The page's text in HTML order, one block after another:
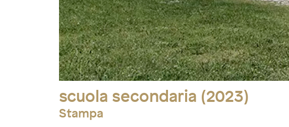
scuola secondaria (2023)
Stampa